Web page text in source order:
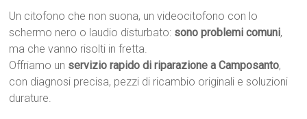
Un citofono che non suona, un videocitofono con lo
schermo nero o laudio disturbato: sono problemi comuni,
ma che vanno risolti in fretta.
Offriamo un servizio rapido di riparazione a Camposanto,
con diagnosi precisa, pezzi di ricambio originali e soluzioni
durature.